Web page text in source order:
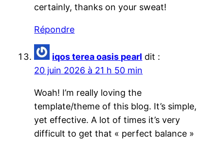
certainly, thanks on your sweat!
Répondre
iqos terea oasis pearl dit :
20 juin 2026 à 21 h 50 min
Woah! I’m really loving the
template/theme of this blog. It’s simple,
yet effective. A lot of times it’s very
difficult to get that « perfect balance »